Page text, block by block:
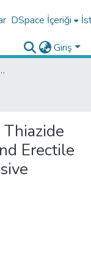
DSpace İçeriği
Giriş
| TR-Dizin | PubMed
Erectile